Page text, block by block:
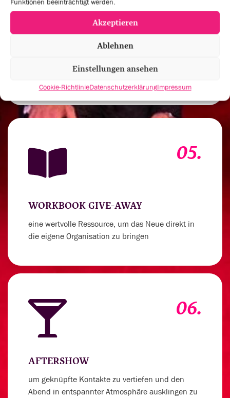
Akzeptieren
Ablehnen
Einstellungen ansehen
Cookie-RichtlinieDatenschutzerklärungImpressum
VERNETZUNGSRUNDEN UND
PRAXISAUSTAUSCH
um deinen Spirit für außergewöhnliche
Leistungen anzukurbeln
05.
WORKBOOK GIVE-AWAY
eine wertvolle Ressource, um das Neue direkt in
die eigene Organisation zu bringen
06.
AFTERSHOW
um geknüpfte Kontakte zu vertiefen und den
Abend in entspannter Atmosphäre ausklingen zu